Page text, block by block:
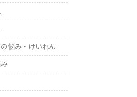
悩み・けいれん